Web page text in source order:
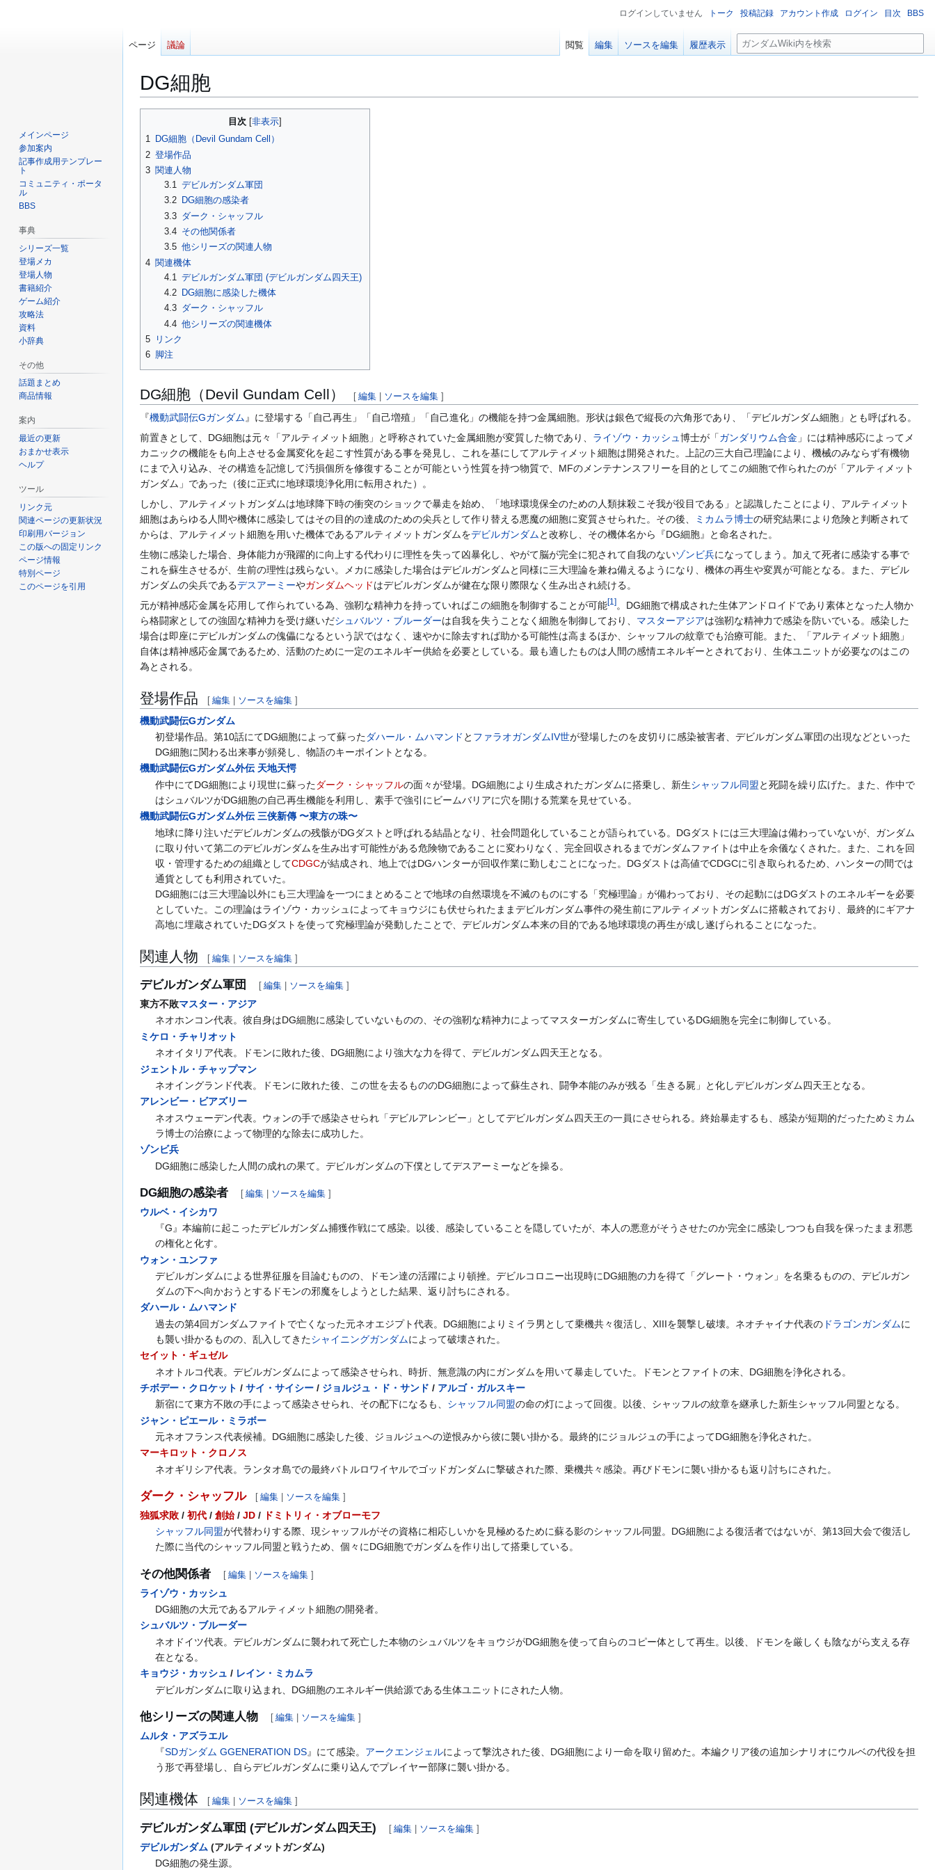
DG細胞
ー
シ
移
動
目次
1 DG細胞（Devil Gundam Cell）
2 登場作品
3 関連人物
3.1 デビルガンダム軍団
3.2
DG細胞の感染者
3.3 ダーク・シャッフル
3.4 その他関係者
3.5 他シリーズの関連人物
4 関連機体
4.1 デビルガンダム軍団 (デビルガンダム四天王)
4.2
DG細胞に感染した機体
4.3 ダーク・シャッフル
4.4 他シリーズの関連機体
5
リンク
6 脚注
DG細胞（Devil Gundam Cell） [ 編集 ソースを編集 ]
『機動武闘伝Gガンダム』に登場する「自己再生」「自己増殖」「自己進化」の機能を持つ金属細胞。形状は銀色で縦長の六角形であり、「デビルガンダム細胞」とも呼ばれる。
前置きとして、DG細胞は元々「アルティメット細胞」と呼称されていた金属細胞が変質した物であり、 ライゾウ・カッシュ博士が「ガンダリウム合金 」には精神感応によってメ
カニックの機能をも向上させる金属変化を起こす性質がある事を発見し、これを基にしてアルティメット細胞は開発された。上記の三大自己理論により、機械のみならず有機物
にまで入り込み、その構造を記憶して汚損個所を修復することが可能という性質を持つ物質で、MFのメンテナンスフリーを目的としてこの細胞で作られたのが「アルティメット
ガンダム」であった（後に正式に地球環境浄化用に転用された）。
しかし、アルティメットガンダムは地球降下時の衝突のショックで暴走を始め、「地球環境保全のための人類抹殺こそ我が役目である」と認識したことにより、アルティメット
細胞はあらゆる人間や機体に感染してはその目的の達成のための尖兵として作り替える悪魔の細胞に変質させられた。その後、
ミカムラ博士の研究結果により危険と判断されて
からは、アルティメット細胞を用いた機体であるアルティメットガンダムをデビルガンダムと改称し、その機体名から『DG細胞』と命名された。
生物に感染した場合、身体能力が飛躍的に向上する代わりに理性を失って凶暴化し、やがて脳が完全に犯されて自我のないゾンビ兵になってしまう。加えて死者に感染する事で
これを蘇生させるが、生前の理性は残らない。メカに感染した場合はデビルガンダムと同様に三大理論を兼ね備えるようになり、機体の再生や変異が可能となる。また、デビル
ガンダムの尖兵であるデスアーミーやガンダムヘッドはデビルガンダムが健在な限り際限なく生み出され続ける。
元が精神感応金属を応用して作られている為、強靭な精神力を持っていればこの細胞を制御することが可能[1]。DG細胞で構成された生体アンドロイドであり素体となった人物か
ら格闘家としての強固な精神力を受け継いだシュバルツ・ブルーダーは自我を失うことなく細胞を制御しており、 マスターアジアは強靭な精神力で感染を防いでいる。感染した
場合は即座にデビルガンダムの傀儡になるという訳ではなく、速やかに除去すれば助かる可能性は高まるほか、シャッフルの紋章でも治療可能。また、「アルティメット細胞」
自体は精神感応金属であるため、活動のために一定のエネルギー供給を必要としている。最も適したものは人間の感情エネルギーとされており、生体ユニットが必要なのはこの
為とされる。
登場作品 [ 編集 ソースを編集 ]
機動武闘伝Gガンダム
初登場作品。第10話にてDG細胞によって蘇ったダハール・ムハマンド と ファラオガンダムIV世が登場したのを皮切りに感染被害者、デビルガンダム軍団の出現などといった
DG細胞に関わる出来事が頻発し、物語のキーポイントとなる。
機動武闘伝Gガンダム外伝 天地天愕
作中にてDG細胞により現世に蘇ったダーク・シャッフルの面々が登場。DG細胞により生成されたガンダムに搭乗し、新生シャッフル同盟と死闘を繰り広げた。また、作中で
はシュバルツがDG細胞の自己再生機能を利用し、素手で強引にビームバリアに穴を開ける荒業を見せている。
機動武闘伝Gガンダム外伝 三侠新傳 〜東方の珠〜
地球に降り注いだデビルガンダムの残骸がDGダストと呼ばれる結晶となり、社会問題化していることが語られている。DGダストには三大理論は備わっていないが、ガンダム
に取り付いて第二のデビルガンダムを生み出す可能性がある危険物であることに変わりなく、完全回収されるまでガンダムファイトは中止を余儀なくされた。また、これを回
収・管理するための組織としてCDGCが結成され、地上ではDGハンターが回収作業に勤しむことになった。DGダストは高値でCDGCに引き取られるため、ハンターの間では
通貨としても利用されていた。
DG細胞には三大理論以外にも三大理論を一つにまとめることで地球の自然環境を不滅のものにする「究極理論」が備わっており、その起動にはDGダストのエネルギーを必要
としていた。この理論はライゾウ・カッシュによってキョウジにも伏せられたままデビルガンダム事件の発生前にアルティメットガンダムに搭載されており、最終的にギアナ
高地に埋蔵されていたDGダストを使って究極理論が発動したことで、デビルガンダム本来の目的である地球環境の再生が成し遂げられることになった。
関連人物 [ 編集 | ソースを編集 ]
デビルガンダム軍団 [ 編集 ソースを編集 ]
東方不敗マスター・アジア
ネオホンコン代表。彼自身はDG細胞に感染していないものの、その強靭な精神力によってマスターガンダムに寄生しているDG細胞を完全に制御している。
ミケロ・チャリオット
ネオイタリア代表。ドモンに敗れた後、DG細胞により強大な力を得て、デビルガンダム四天王となる。
ジェントル・チャップマン
ネオイングランド代表。ドモンに敗れた後、この世を去るもののDG細胞によって蘇生され、闘争本能のみが残る「生きる屍」と化しデビルガンダム四天王となる。
アレンビー・ビアズリー
ネオスウェーデン代表。ウォンの手で感染させられ「デビルアレンビー」としてデビルガンダム四天王の一員にさせられる。終始暴走するも、感染が短期的だったためミカム
ラ博士の治療によって物理的な除去に成功した。
ゾンビ兵
DG細胞に感染した人間の成れの果て。デビルガンダムの下僕としてデスアーミーなどを操る。
DG細胞の感染者 [ 編集 ソースを編集 ]
ウルベ・イシカワ
『G』本編前に起こったデビルガンダム捕獲作戦にて感染。以後、感染していることを隠していたが、本人の悪意がそうさせたのか完全に感染しつつも自我を保ったまま邪悪
の権化と化す。
ウォン・ユンファ
デビルガンダムによる世界征服を目論むものの、ドモン達の活躍により頓挫。デビルコロニー出現時にDG細胞の力を得て「グレート・ウォン」を名乗るものの、デビルガン
ダムの下へ向かおうとするドモンの邪魔をしようとした結果、返り討ちにされる。
ダハール・ムハマンド
過去の第4回ガンダムファイトで亡くなった元ネオエジプト代表。DG細胞によりミイラ男として乗機共々復活し、XIIIを襲撃し破壊。ネオチャイナ代表の ドラゴンガンダムに
も襲い掛かるものの、乱入してきたシャイニングガンダムによって破壊された。
セイット・ギュゼル
ネオトルコ代表。デビルガンダムによって感染させられ、時折、無意識の内にガンダムを用いて暴走していた。ドモンとファイトの末、DG細胞を浄化される。
チボデー・クロケット / サイ・サイシー / ジョルジュ・ド・サンド / アルゴ・ガルスキー
新宿にて東方不敗の手によって感染させられ、その配下になるも、 シャッフル同盟の命の灯によって回復。以後、シャッフルの紋章を継承した新生シャッフル同盟となる。
ジャン・ピエール・ミラボー
元ネオフランス代表候補。DG細胞に感染した後、ジョルジュへの逆恨みから彼に襲い掛かる。最終的にジョルジュの手によってDG細胞を浄化された。
マーキロット・クロノス
ネオギリシア代表。ランタオ島での最終バトルロワイヤルでゴッドガンダムに撃破された際、乗機共々感染。再びドモンに襲い掛かるも返り討ちにされた。
ダーク・シャッフル [ 編集 ソースを編集 ]
独狐求敗 / 初代 / 創始/ JD / ドミトリィ・オブローモフ
シャッフル同盟が代替わりする際、現シャッフルがその資格に相応しいかを見極めるために蘇る影のシャッフル同盟。DG細胞による復活者ではないが、第13回大会で復活し
た際に当代のシャッフル同盟と戦うため、個々にDG細胞でガンダムを作り出して搭乗している。
その他関係者 [ 編集 ソースを編集 ]
ライゾウ・カッシュ
DG細胞の大元であるアルティメット細胞の開発者。
シュバルツ・ブルーダー
ネオドイツ代表。デビルガンダムに襲われて死亡した本物のシュバルツをキョウジがDG細胞を使って自らのコピー体として再生。以後、ドモンを厳しくも陰ながら支える存
在となる。
キョウジ・カッシュ / レイン・ミカムラ
デビルガンダムに取り込まれ、DG細胞のエネルギー供給源である生体ユニットにされた人物。
他シリーズの関連人物 [ 編集 ソースを編集 ]
ムルタ・アズラエル
『SDガンダム GGENERATION DS』にて感染。 アークエンジェルによって撃沈された後、DG細胞により一命を取り留めた。本編クリア後の追加シナリオにウルベの代役を担
う形で再登場し、自らデビルガンダムに乗り込んでプレイヤー部隊に襲い掛かる。
関連機体 [ 編集 ソースを編集 ]
デビルガンダム軍団 (デビルガンダム四天王) [ 編集 ソースを編集 ]
デビルガンダム (アルティメットガンダム)
DG細胞の発生源。
ログインしていません トーク 投稿記録 アカウント作成 ログイン 目次 BBS
ページ 議論 閲覧 編集 ソースを編集 履歴表示
検
索
メインページ
参加案内
記事作成用テンプレー
ト
コミュニティ・ポータ
ル
BBS
事典
シリーズ一覧
登場メカ
登場人物
書籍紹介
ゲーム紹介
攻略法
資料
小辞典
その他
話題まとめ
商品情報
案内
最近の更新
おまかせ表示
ヘルプ
ツール
リンク元
関連ページの更新状況
印刷用バージョン
この版への固定リンク
ページ情報
特別ページ
このページを引用